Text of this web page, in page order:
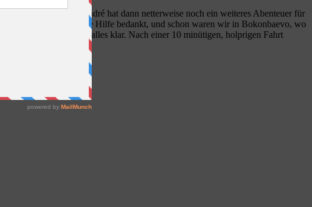
zu bleiben. André hat dann netterweise noch ein weiteres Abenteuer für
noch bei ihm für die Hilfe bedankt, und schon waren wir in Bokonbaevo, wo
und schon war alles klar. Nach einer 10 minütigen, holprigen Fahrt